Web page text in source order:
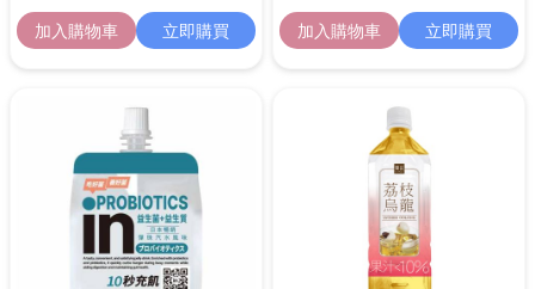
加入購物車 立即購買 加入購物車 立即購買